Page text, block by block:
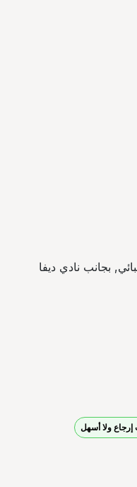
بجانب نادي ديفا
إرجاع ولا أسهل